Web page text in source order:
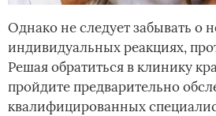
Однако не следует забывать о
индивидуальных реакциях,
Решая обратиться в клинику
пройдите предварительно
квалифицированных